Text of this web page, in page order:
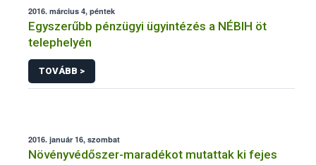
2016. március 4, péntek
Egyszerűbb pénzügyi ügyintézés a NÉBIH öt
telephelyén
TOVÁBB >
2016. január 16, szombat
Növényvédőszer-maradékot mutattak ki fejes